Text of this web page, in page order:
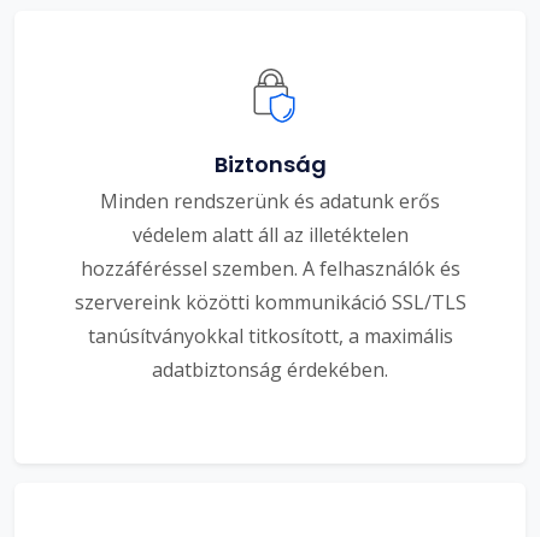
Biztonság
Minden rendszerünk és adatunk erős
védelem alatt áll az illetéktelen
hozzáféréssel szemben. A felhasználók és
szervereink közötti kommunikáció SSL/TLS
tanúsítványokkal titkosított, a maximális
adatbiztonság érdekében.